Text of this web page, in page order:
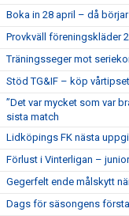
Boka in 28 april – då
Provkväll föreningskläder
Träningsseger mot
Stöd TG&IF – köp
”Det var mycket som var
sista match
Lidköpings FK nästa
Förlust i Vinterligan –
Gegerfelt ende målskytt
Dags för säsongens